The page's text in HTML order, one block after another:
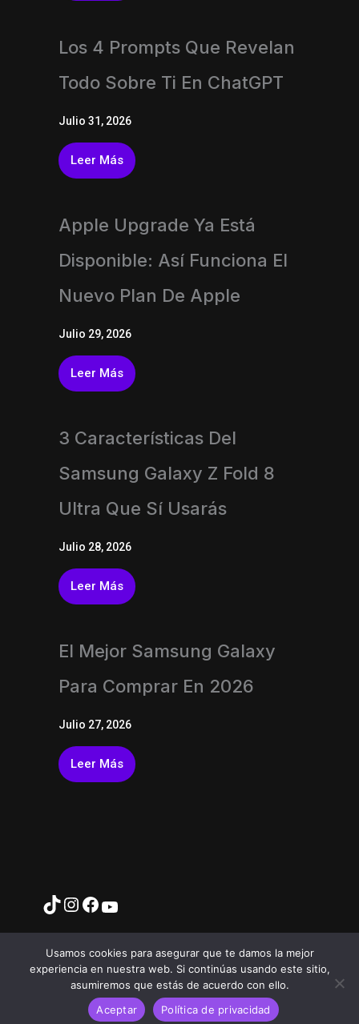
Los 4 Prompts Que Revelan
Todo Sobre Ti En ChatGPT
Julio 31, 2026
Leer Más
Apple Upgrade Ya Está
Disponible: Así Funciona El
Nuevo Plan De Apple
Julio 29, 2026
Leer Más
3 Características Del
Samsung Galaxy Z Fold 8
Ultra Que Sí Usarás
Julio 28, 2026
Leer Más
El Mejor Samsung Galaxy
Para Comprar En 2026
Julio 27, 2026
Leer Más
T
k
I
n
s
Y
o
u
F
a
c
Usamos cookies para asegurar que te damos la mejor
experiencia en nuestra web. Si continúas usando este sitio,
asumiremos que estás de acuerdo con ello.
Aceptar
Política de privacidad